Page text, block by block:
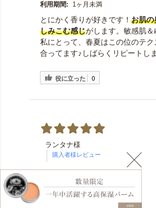
利用期間:
1ヶ月未満
とにかく香りが好きです！ お肌の
しみこむ感じがします。敏感肌＆
私にとって、春夏はこの位のテ
合ってます♪しばらくリピートし
役に立った 0
ランタナ様
60歳以上
性別: 女性